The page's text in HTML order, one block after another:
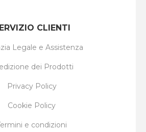
CLIENTI
Legale e Assistenza
dei Prodotti
Privacy Policy
Cookie Policy
e condizioni